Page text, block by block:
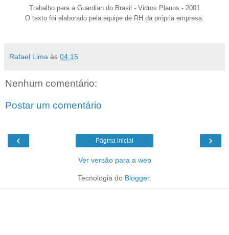
Trabalho para a Guardian do Brasil - Vidros Planos - 2001
O texto foi elaborado pela equipe de RH da própria empresa.
Rafael Lima às 04:15
Nenhum comentário:
Postar um comentário
‹ ›
Página inicial
Ver versão para a web
Tecnologia do Blogger.